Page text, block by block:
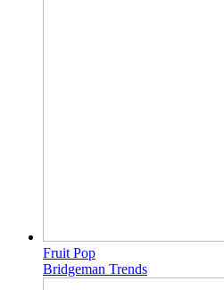
Fruit Pop
Bridgeman Trends